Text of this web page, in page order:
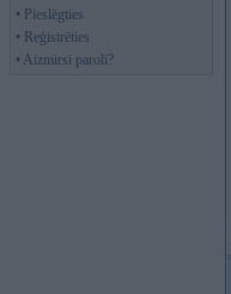
• Pieslēgties
• Reģistrēties
• Aizmirsi paroli?